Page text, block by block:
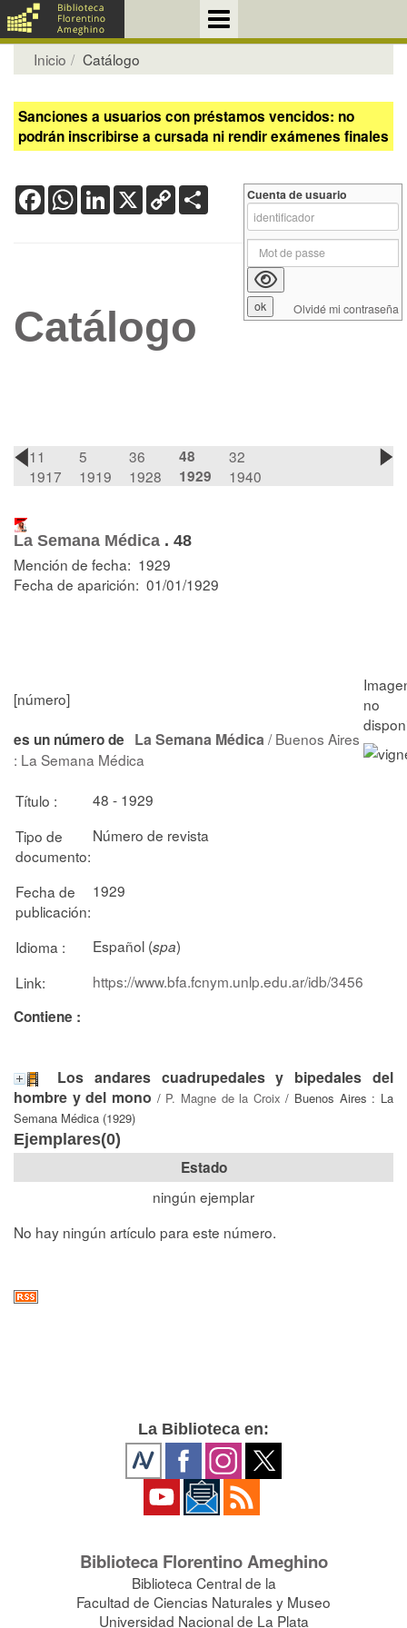
Inicio Catálogo
Sanciones a usuarios con préstamos vencidos: no
podrán inscribirse a cursada ni rendir exámenes finales
FacebookWhatsApp
LinkedIn
X Copy
Link
Catálogo
11
1917
5
1919
36
1928
48
1929
32
1940
La Semana Médica . 48
Mención de fecha: 1929
Fecha de aparición: 01/01/1929
[número]
es un número de La Semana Médica / Buenos Aires
: La Semana Médica
Título :
48 - 1929
Tipo de
documento:
Número de revista
Fecha de
publicación:
1929
Idioma : Español (spa)
Link:
https://www.bfa.fcnym.unlp.edu.ar/idb/3456
Contiene :
Los andares cuadrupedales y bipedales del
hombre y del mono / P. Magne de la Croix / Buenos Aires : La
Semana Médica (1929)
Ejemplares(0)
Estado
ningún ejemplar
No hay ningún artículo para este número.
Cuenta de usuario
Olvidé mi contraseña
La Biblioteca en:
Biblioteca Florentino Ameghino
Biblioteca Central de la
Facultad de Ciencias Naturales y Museo
Universidad Nacional de La Plata